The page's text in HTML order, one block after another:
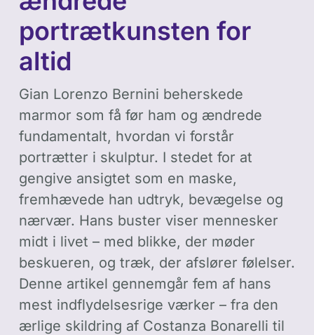
portrætkunsten for
altid
Gian Lorenzo Bernini beherskede
marmor som få før ham og ændrede
fundamentalt, hvordan vi forstår
portrætter i skulptur. I stedet for at
gengive ansigtet som en maske,
fremhævede han udtryk, bevægelse og
nærvær. Hans buster viser mennesker
midt i livet – med blikke, der møder
beskueren, og træk, der afslører følelser.
Denne artikel gennemgår fem af hans
mest indflydelsesrige værker – fra den
ærlige skildring af Costanza Bonarelli til